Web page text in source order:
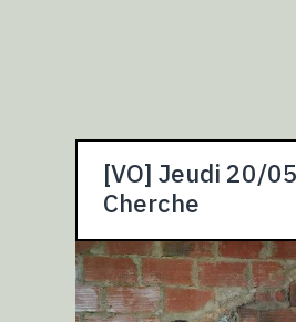
[VO] Jeudi 20/
Cherche